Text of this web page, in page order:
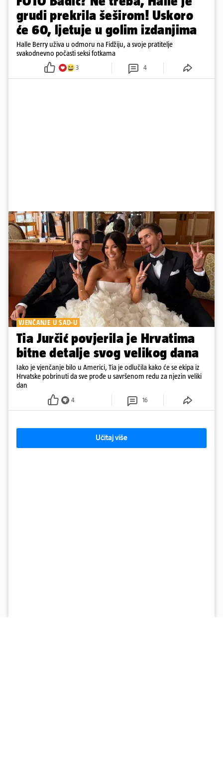
grudi prekrila šeširom! Uskoro
će 60, ljetuje u golim izdanjima
Halle Berry uživa u odmoru na Fidžiju, a svoje pratitelje
svakodnevno počasti seksi fotkama
3 4
VJENČANJE U SAD-U
Tia Jurčić povjerila je Hrvatima
bitne detalje svog velikog dana
Iako je vjenčanje bilo u Americi, Tia je odlučila kako će se ekipa iz
Hrvatske pobrinuti da sve prođe u savršenom redu za njezin veliki
dan
4 16
Učitaj više